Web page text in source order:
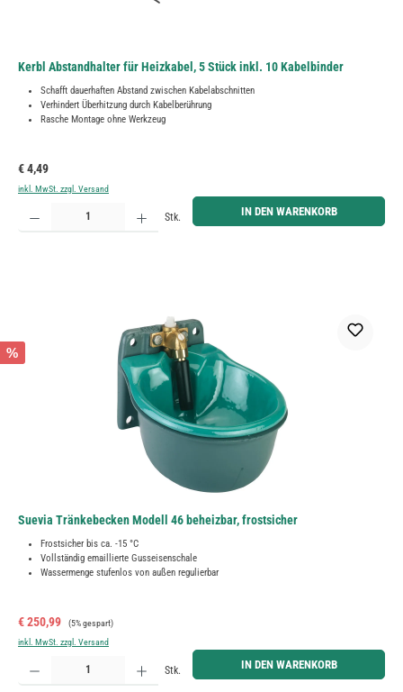
Kerbl Abstandhalter für Heizkabel, 5 Stück inkl. 10 Kabelbinder
Schafft dauerhaften Abstand zwischen Kabelabschnitten
Verhindert Überhitzung durch Kabelberührung
Rasche Montage ohne Werkzeug
Regulärer Preis:
€ 4,49
inkl. MwSt. zzgl. Versand
Produkt Anzahl: Gib den gewünschten Wert ein oder benutze die Schaltflächen um die Anzahl zu
Stk. IN DEN WARENKORB
%
Suevia Tränkebecken Modell 46 beheizbar, frostsicher
Frostsicher bis ca. -15 °C
Vollständig emaillierte Gusseisenschale
Wassermenge stufenlos von außen regulierbar
Verkaufspreis:
€ 250,99 Regulärer Preis:
(5% gespart)
inkl. MwSt. zzgl. Versand
Produkt Anzahl: Gib den gewünschten Wert ein oder benutze die Schaltflächen um die Anzahl zu
Stk. IN DEN WARENKORB